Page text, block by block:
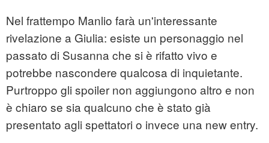
Nel frattempo Manlio farà un'interessante
rivelazione a Giulia: esiste un personaggio nel
passato di Susanna che si è rifatto vivo e
potrebbe nascondere qualcosa di inquietante.
Purtroppo gli spoiler non aggiungono altro e non
è chiaro se sia qualcuno che è stato già
presentato agli spettatori o invece una new entry.